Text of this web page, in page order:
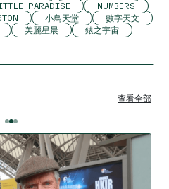
PARADISE
NUMBERS
小鳥天堂
數字天文
美麗星晨 錶之宇宙
查看全部